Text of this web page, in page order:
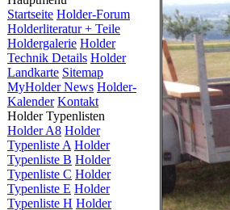
Startseite Holder-Forum
Holderliteratur + Teile
Holdergalerie Holder
Technik Details Holder
Landkarte Sitemap
MyHolder News Holder-
Kalender Kontakt
Holder Typenlisten
Holder A8 Holder
Typenliste A Holder
Typenliste B Holder
Typenliste C Holder
Typenliste E Holder
Typenliste H Holder